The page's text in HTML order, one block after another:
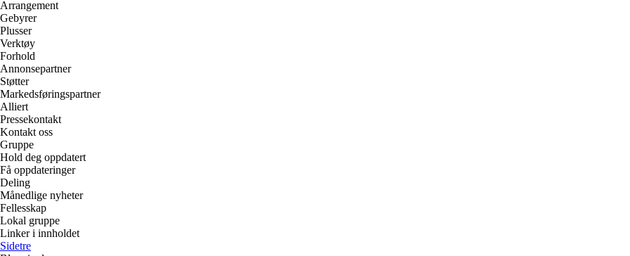
Arrangement
Gebyrer
Plusser
Verktøy
Forhold
Annonsepartner
Støtter
Markedsføringspartner
Alliert
Pressekontakt
Kontakt oss
Gruppe
Hold deg oppdatert
Få oppdateringer
Deling
Månedlige nyheter
Fellesskap
Lokal gruppe
Linker i innholdet
Sidetre